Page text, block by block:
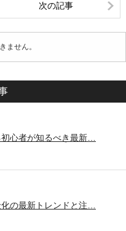
次の記事
ません。
心者が知るべき最新…
の最新トレンドと注…